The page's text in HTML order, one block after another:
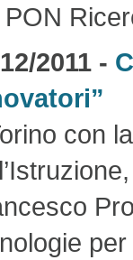
PON
2011 -
con